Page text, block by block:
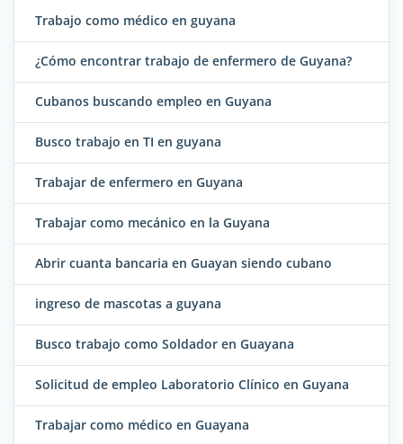
Trabajo como médico en guyana
¿Cómo encontrar trabajo de enfermero de Guyana?
Cubanos buscando empleo en Guyana
Busco trabajo en TI en guyana
Trabajar de enfermero en Guyana
Trabajar como mecánico en la Guyana
Abrir cuanta bancaria en Guayan siendo cubano
ingreso de mascotas a guyana
Busco trabajo como Soldador en Guayana
Solicitud de empleo Laboratorio Clínico en Guyana
Trabajar como médico en Guayana